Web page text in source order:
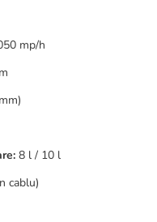
mp/h
8 l / 10 l
cablu)